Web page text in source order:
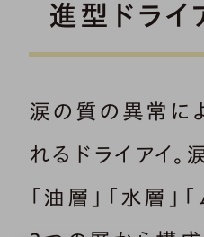
進型ドライ
涙の質の異常に
れるドライアイ。
「油層」「水層」